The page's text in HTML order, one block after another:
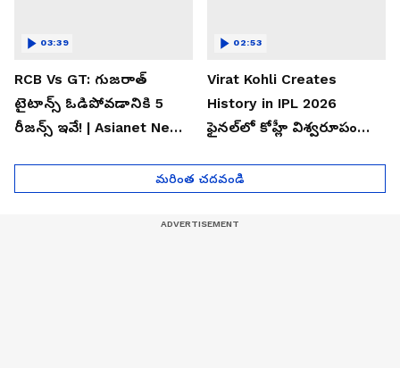
RCB Vs GT: గుజరాత్
టైటాన్స్ ఓడిపోవడానికి 5
రీజన్స్ ఇవే! | Asianet News
03:39
Virat Kohli Creates
History in IPL 2026
ఫైన‌ల్‌లో కోహ్లీ విశ్వ‌రూపం
ఘ‌న‌త
02:53
మరింత చదవండి